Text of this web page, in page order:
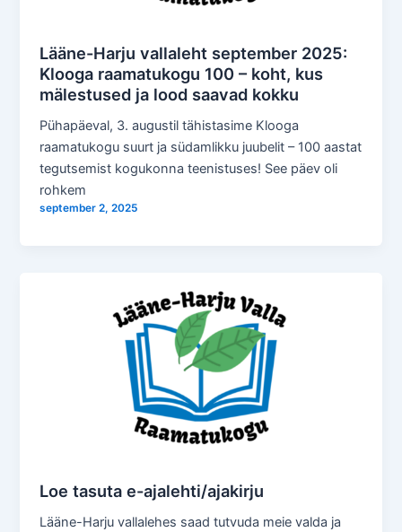
Lääne-Harju vallaleht september 2025:
Klooga raamatukogu 100 – koht, kus
mälestused ja lood saavad kokku
Pühapäeval, 3. augustil tähistasime Klooga
raamatukogu suurt ja südamlikku juubelit – 100 aastat
tegutsemist kogukonna teenistuses! See päev oli
rohkem
september 2, 2025
Loe tasuta e-ajalehti/ajakirju
Lääne-Harju vallalehes saad tutvuda meie valda ja